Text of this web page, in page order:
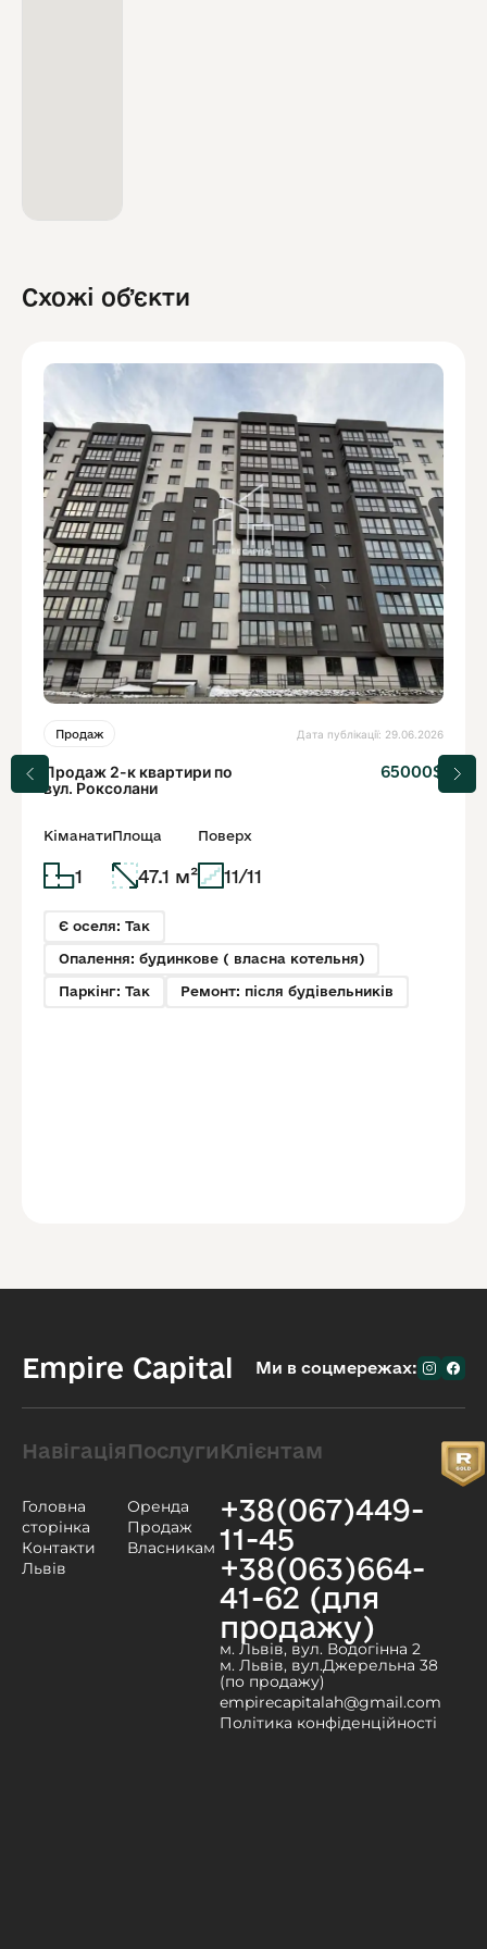
Схожі обʼєкти
Продаж Дата публікації: 29.06.2026
Продаж 2-к квартири по
вул. Роксолани
65000$
Кіманати
1
Площа
47.1 м²
Поверх
11/11
Є оселя: Так
Опалення: будинкове ( власна котельня)
Паркінг: Так Ремонт: після будівельників
Empire Capital Ми в соцмережах:
Навігація
Головна
сторінка
Контакти
Львів
Послуги
Оренда
Продаж
Власникам
Клієнтам
+38(067)449-
11-45
+38(063)664-
41-62 (для
продажу)
м. Львів, вул. Водогінна 2
м. Львів, вул.Джерельна 38
(по продажу)
empirecapitalah@gmail.com
Політика конфіденційності